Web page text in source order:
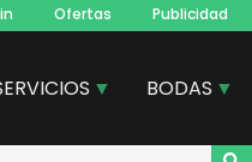
Ofertas Publicidad
BODAS